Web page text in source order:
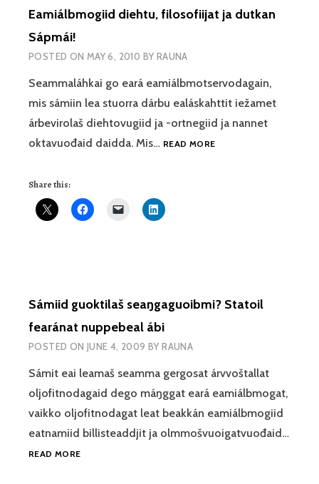
Eamiálbmogiid diehtu, filosofiijat ja dutkan
Sápmái!
POSTED ON MAY 6, 2010 BY RAUNA
Seammaláhkai go eará eamiálbmotservodagain,
mis sámiin lea stuorra dárbu ealáskahttit iežamet
árbevirolaš diehtovugiid ja -ortnegiid ja nannet
oktavuođaid daidda. Mis… READ MOREEAMIÁLBMOGIID
Share this:
Sámiid guoktilaš seaŋgaguoibmi? Statoil
fearánat nuppebeal ábi
POSTED ON JUNE 4, 2009 BYRAUNA
Sámit eai leamaš seamma gergosat árvvoštallat
oljofitnodagaid dego máŋggat eará eamiálbmogat,
vaikko oljofitnodagat leat beakkán eamiálbmogiid
eatnamiid billisteaddjit ja olmmošvuoigatvuođaid…
READ MORESÁMIID